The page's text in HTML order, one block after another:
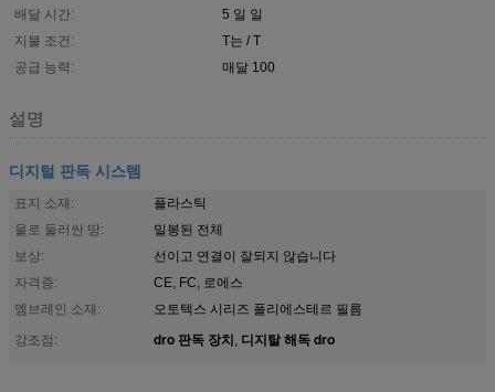
배달 시간:
5 일 일
지불 조건:
T는 / T
공급 능력:
매달 100
설명
디지털 판독 시스템
표지 소재:
플라스틱
울로 둘러싼 땅:
밀봉된 전체
보상:
선이고 연결이 잘되지 않습니다
자격증:
CE, FC, 로에스
멤브레인 소재:
오토텍스 시리즈 폴리에스테르 필름
강조점:
dro 판독 장치, 디지탈 해독 dro